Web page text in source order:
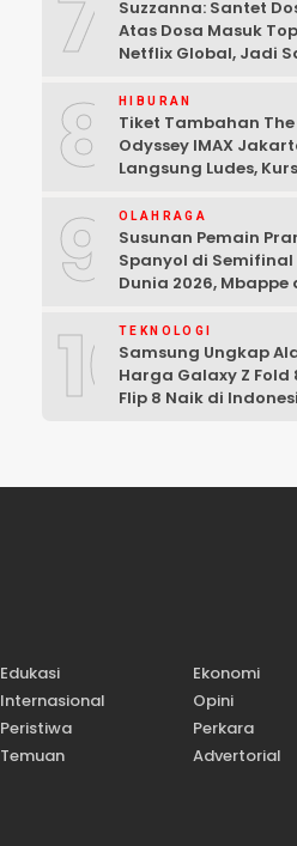
Suzzanna: Santet
Atas Dosa Masuk Top
Netflix Global, Jadi
8 HIBURAN
Tiket Tambahan The
Odyssey IMAX
Langsung Ludes,
9 OLAHRAGA
Susunan Pemain
Spanyol di Semifinal
Dunia 2026, Mbappe
10TEKNOLOGI
Samsung Ungkap
Harga Galaxy Z Fold
Flip 8 Naik di
Edukasi
Ekonomi
Internasional
Opini
Peristiwa
Perkara
Temuan Advertorial